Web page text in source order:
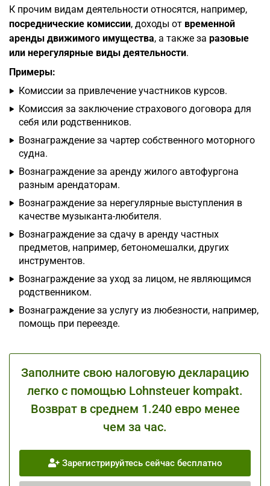
К прочим видам деятельности относятся, например,
посреднические комиссии, доходы от временной
аренды движимого имущества, а также за разовые
или нерегулярные виды деятельности.
Примеры:
Комиссии за привлечение участников курсов.
Комиссия за заключение страхового договора для
себя или родственников.
Вознаграждение за чартер собственного моторного
судна.
Вознаграждение за аренду жилого автофургона
разным арендаторам.
Вознаграждение за нерегулярные выступления в
качестве музыканта-любителя.
Вознаграждение за сдачу в аренду частных
предметов, например, бетономешалки, других
инструментов.
Вознаграждение за уход за лицом, не являющимся
родственником.
Вознаграждение за услугу из любезности, например,
помощь при переезде.
Заполните свою налоговую декларацию
легко с помощью Lohnsteuer kompakt.
Возврат в среднем 1.240 евро менее
чем за час.
Зарегистрируйтесь сейчас бесплатно